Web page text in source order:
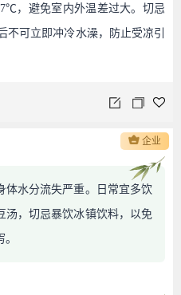
，避免室内外温差过大。切忌
不可立即冲冷水澡，防止受凉引
体水分流失严重。日常宜多饮
汤，切忌暴饮冰镇饮料，以免
企业